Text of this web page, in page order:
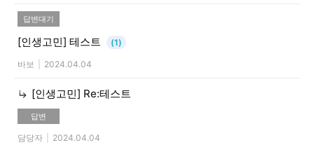
답변대기
[인생고민] 테스트 (1)
바보 2024.04.04
[인생고민] Re:테스트
답변
담당자 2024.04.04